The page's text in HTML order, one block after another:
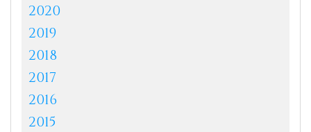
2020
2019
2018
2017
2016
2015